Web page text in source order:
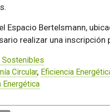
Espacio Bertelsmann,
realizar una inscripción
Circular, Eficiencia
Energética